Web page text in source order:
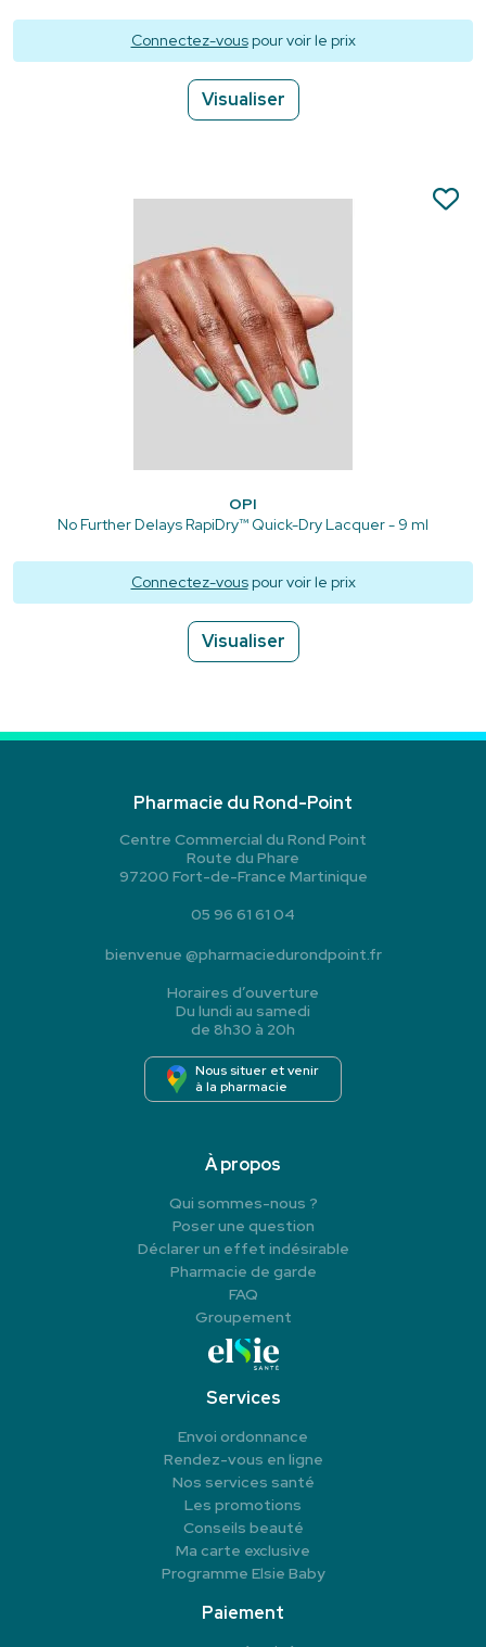
Connectez-vouspour voir le prix
Visualiser
OPI
No Further Delays RapiDry™ Quick-Dry Lacquer - 9 ml
Connectez-vouspour voir le prix
Visualiser
Pharmacie du Rond-Point
Centre Commercial du Rond Point
Route du Phare
97200 Fort-de-France Martinique
05 96 61 61 04
bienvenue @pharmaciedurondpoint.fr
Horaires d’ouverture
Du lundi au samedi
de 8h30 à 20h
Nous situer et venir
à la pharmacie
À propos
Qui sommes-nous ?
Poser une question
Déclarer un effet indésirable
Pharmacie de garde
FAQ
Groupement
Services
Envoi ordonnance
Rendez-vous en ligne
Nos services santé
Les promotions
Conseils beauté
Ma carte exclusive
Programme Elsie Baby
Paiement